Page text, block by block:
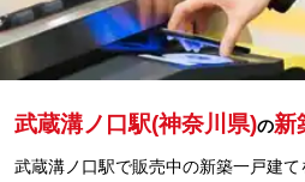
武蔵溝ノ口駅(神奈川県)の新
武蔵溝ノ口駅で販売中の新築一戸建て